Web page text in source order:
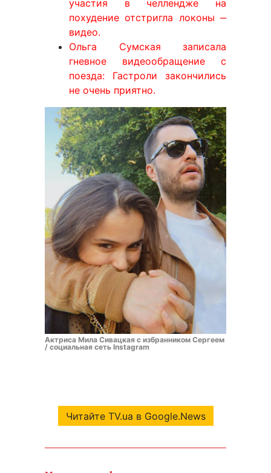
участия в челлендже на
похудение отстригла локоны ‒
видео.
Ольга Сумская записала
гневное видеообращение с
поезда: Гастроли закончились
не очень приятно.
Актриса Мила Сивацкая с избранником Сергеем
/ социальная сеть Instagram
Читайте TV.ua в Google.News